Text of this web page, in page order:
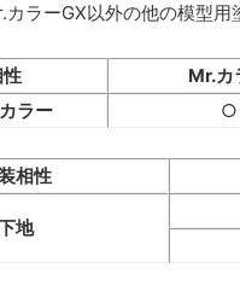
カラーGX以外の他の模型
Mr.カ
ラー
○
相性
地